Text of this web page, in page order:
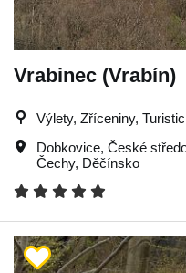
Vrabinec (Vrabín)
Výlety, Zříceniny,
Dobkovice, České
Čechy, Děčínsko